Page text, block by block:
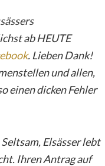
ab HEUTE
. Lieben Dank!
und allen,
einen dicken Fehler
Elsässer lebt
Ihren Antrag auf